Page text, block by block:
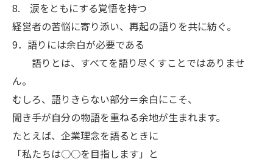
8. 涙をともにする覚悟を持つ
経営者の苦悩に寄り添い、再起の語りを共に紡ぐ。
9．語りには余白が必要である
語りとは、すべてを語り尽くすことではありませ
ん。
むしろ、語りきらない部分＝余白にこそ、
聞き手が自分の物語を重ねる余地が生まれます。
たとえば、企業理念を語るときに
「私たちは○○を目指します」と